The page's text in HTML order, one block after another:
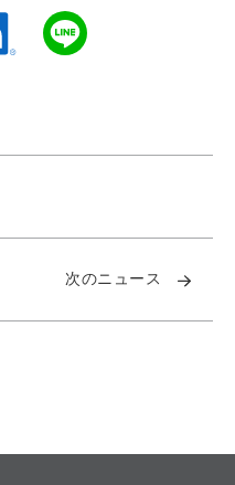
次のニュース